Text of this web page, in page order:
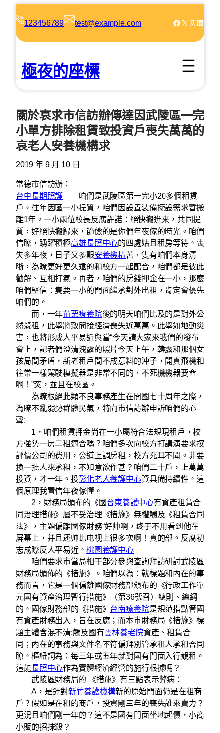
123456789 test@example.com Facebook X Instagram LinkedIn
極夜的座標
關於哀求市信訪辦傳達因武陵區一完
小單方排除租賃致投資戶喪失萬萬的
哀老人安養機構求
2019 年 9 月 10 日
常德市信訪辦：
台中長期照護 咱們是武陵區第一完小20多個租賃
戶。往年因區一小提質，咱們因設置裝備擺設需求暫搬
離1年。一小兩位校長反腐許諾：絕快搬進來，共同提
質，好絕快搬歸來，節儉的是你們年夜傢的時光。咱們
信瞭，踴躍積極高雄長照中心的四處姑且租房等待。喪
失多年夜，日子又多艱安養機構苦，隻有咱們本身清
晰，為瞭更好更久遠的和校方一起配合，咱們都是彼此
勸解、互相打氣。再者，咱們的房錢押金在一小，那麼
咱們堅信：隻要一小的門面繼承對外出租，肯定會優先
咱們的。
而，一年苗栗療養院後的明天咱們比及的是對外公
然競租，此舉將致間接經濟喪失近萬萬。此舉如地動災
害，也將形成人平易近與當“今天請大家來我們的發布
會上，記者們澄清洩露的照片今天上午，韓露和那個女
孩局間矛盾，新老租戶間不成意料的沖子，開真飛機和
往常一樣駕駛模擬器是非常不同的，不死機機器要命
啊！”突，並且在校區。
為瞭根絕此類不良事務產生在開國七十周年之際，
為瞭不亂弱勢群體民氣，特向市信訪辦申訴咱們的心
聲:
1，咱們租賃押金尚在一小屬符合法規現租戶，校
方強勢一房二租適合嗎？咱們多次向校方打講演要求按
評價公司的费用，公道上調房租，校方充耳不聞。非要
換一批人來承租，不知意欲作甚？咱們二十戶，上萬萬
投資，才一年。投彰化老人養護中心資具備持續性。這
個原理我置信年夜傢懂。
2，財務局頒布的《國 台東養護中心有資產租賃合
同治理措施》屬不妥治理《措施》無權觸及《租賃合同
法》，主題偏離國傢財務“好帅啊，终于不用看到他在
屏幕上，并且还帅比电视上很多次啊！真的部。反腐初
志成瞭反人平易近。 桃園養護中心
咱們要求市當局相干部分參與查詢拜訪研討武陵區
財務局頒佈的《措施》。咱們以為：就標題和內在的事
務而言，它是一個偏離國傢財務部頒布的《行政工作單
元國有資產治理暫行措施》（第36號召）總則、總綱
的。國傢財務部的《措施》 台南療養院是規范指點管國
有資產財務出入，旨在反腐；而本市財務局《措施》標
題主體含混不清:觸及國有雲林養老院資產、租賃合
同；內在的事務與文件名不符偏拜別管承租人承租合同
瞭。樞紐詞為：每三年或五年就對國有門面入行競租。
這能長照中心作為實體經濟經營的施行根據嗎？
武陵區財務局的 《措施》有三點表示弊病：
A，是針對新竹養護機構新的原始門面仍是在租商
戶？假如是在租的商戶，投資剛三年的喪失誰來賣力？
更況且咱們剛一年的？這不是國有門面坐地起價，小商
小販的招抹殺？